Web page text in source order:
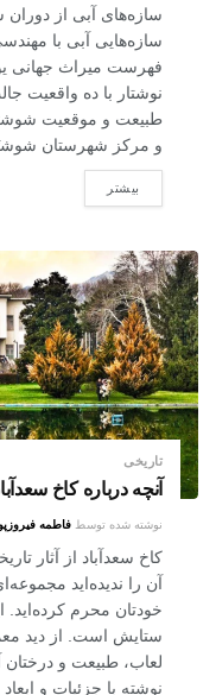
سازه‌های آبی از دوران
سازه‌هایی آبی با
فهرست میراث جهانی
طبیعت و موقعیت
و مرکز شهرستان
بیشتر
تاریخی
آنچه درباره کاخ
نوشته شده توسط فاطمه
کاخ سعدآباد از آثار
آن را ندیده‌اید
خودتان محرم کرده‌اید.
ستایش است. از دید
لعاب، طبیعت و درختان
نوشته با جزئیات و